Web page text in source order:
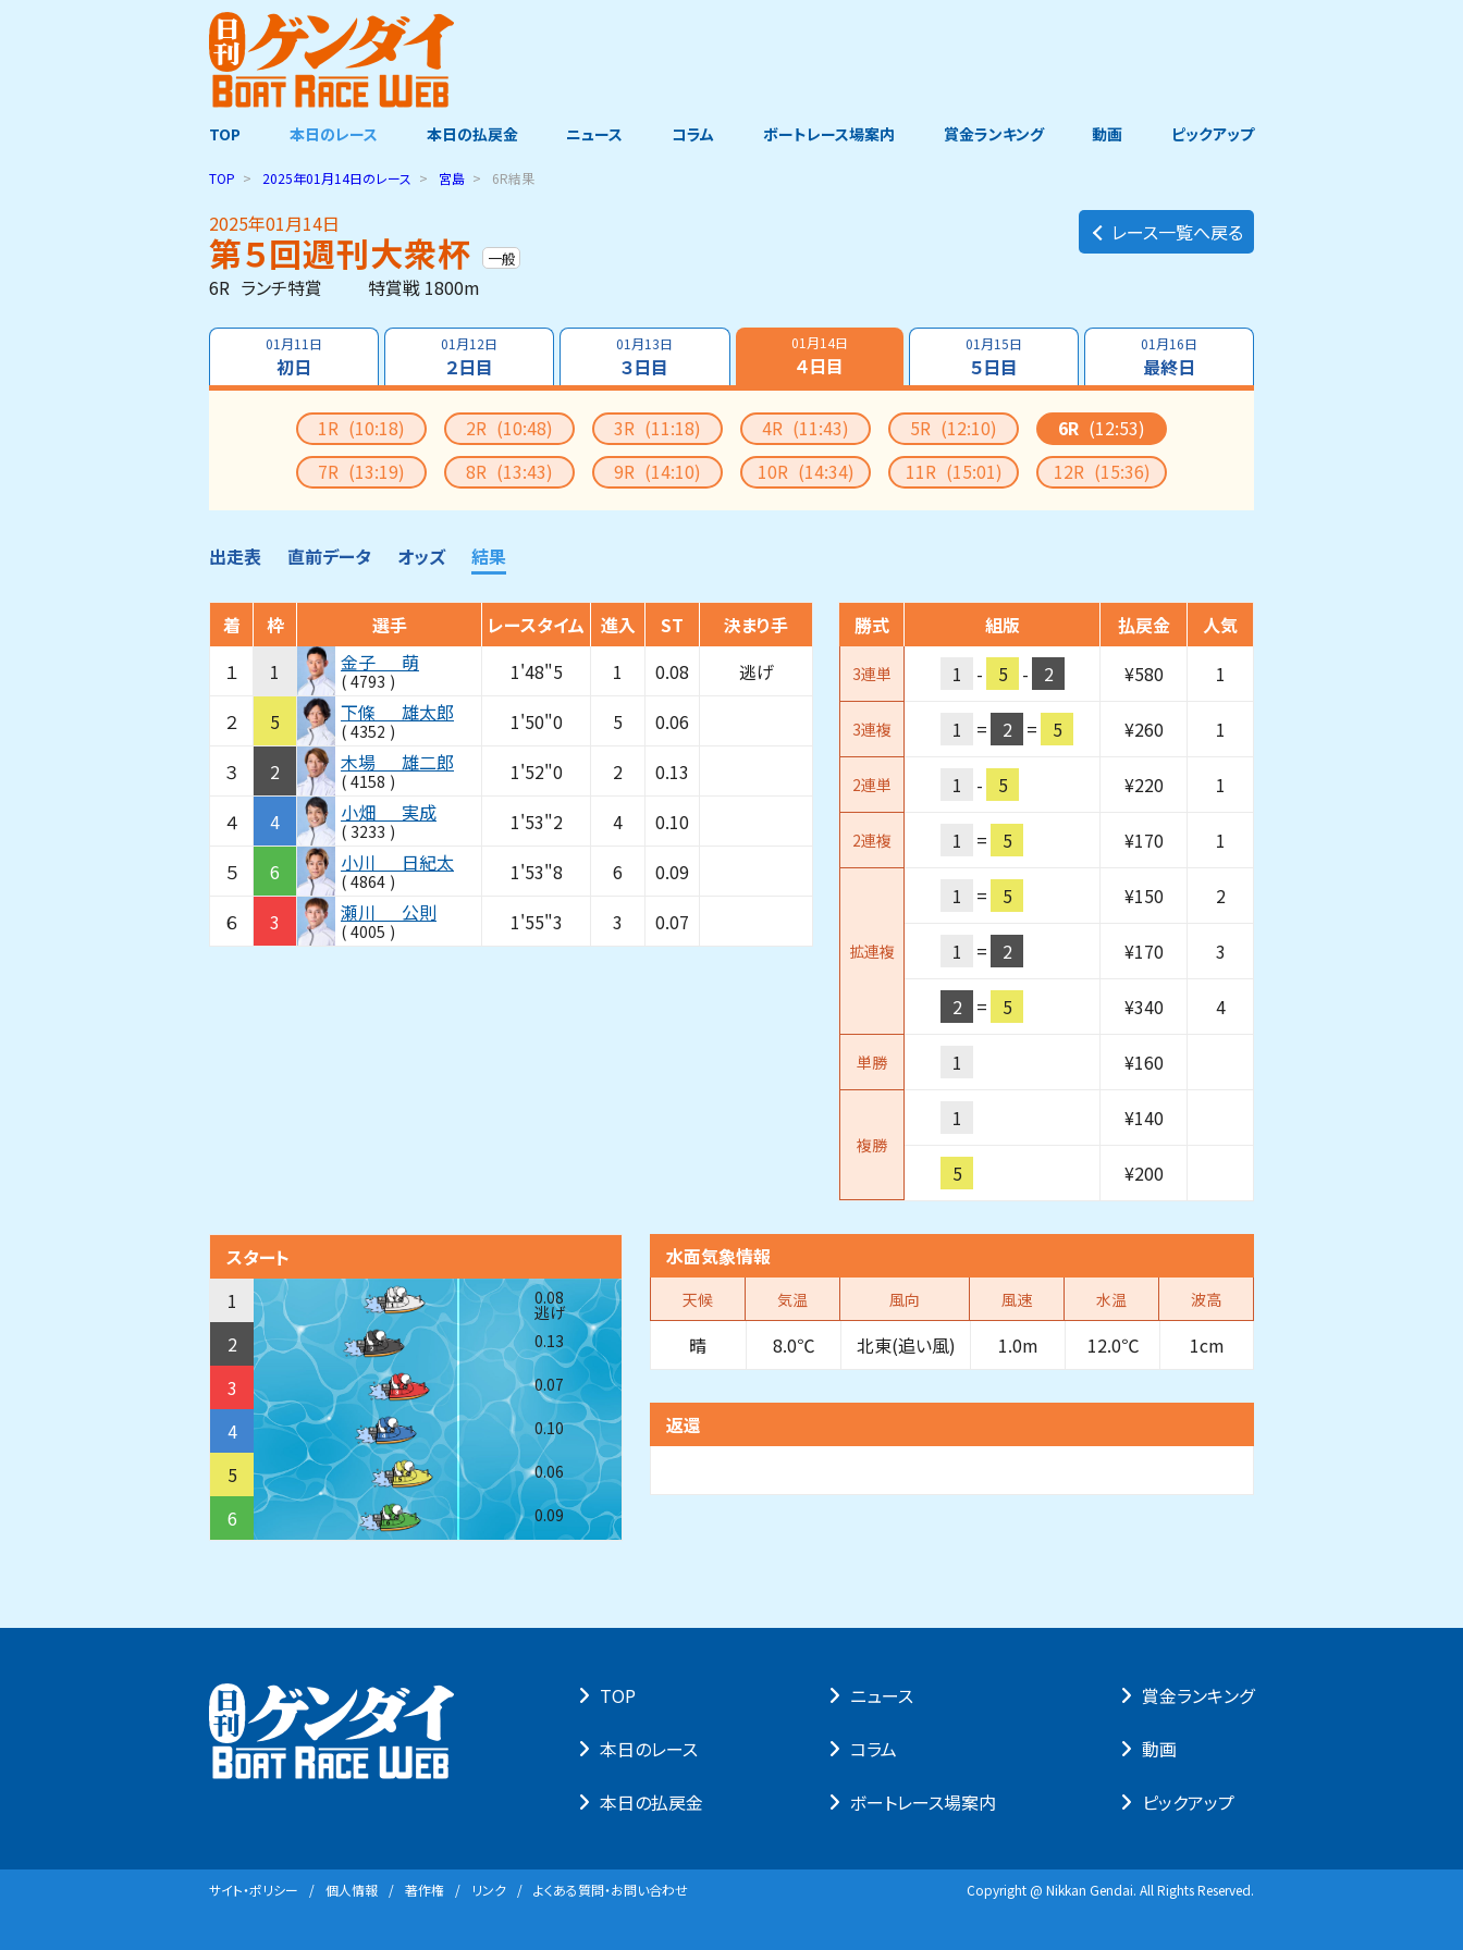
TOP 本日のレース 本日の払戻金 ニュース コラム ボートレース場案内 賞金ランキング 動画 ピックアップ
TOP 2025年01月14日のレース 宮島 6R結果
2025年01月14日
第５回週刊大衆杯 一般
6R ランチ特賞 特賞戦 1800m
レース一覧へ戻る
01月11日
初日
01月12日
２日目
01月13日
３日目
01月14日
４日目
01月15日
５日目
01月16日
最終日
1R (10:18) 2R (10:48) 3R (11:18) 4R (11:43) 5R (12:10) 6R (12:53)
7R (13:19) 8R (13:43) 9R (14:10) 10R (14:34) 11R (15:01) 12R (15:36)
出走表 直前データ オッズ 結果
着 枠 選手 レースタイム 進入 ST
決まり手
１
1 金子 萌
( 4793 ) 1'48"5 1 0.08
逃げ
２
5 下條 雄太郎
( 4352 ) 1'50"0 5
0.06
３
2 木場 雄二郎
( 4158 ) 1'52"0 2
0.13
４
4 小畑 実成
( 3233 ) 1'53"2 4
0.10
５
6 小川 日紀太
( 4864 ) 1'53"8 6
0.09
６
3 瀬川 公則
( 4005 ) 1'55"3 3 0.07
勝式 組版 払戻金 人気
3連単 1 - 5 - 2 ¥580 1
3連複 1 = 2 = 5 ¥260 1
2連単 1 - 5 ¥220 1
2連複 1 = 5 ¥170 1
拡連複
1 = 5 ¥150 2
1 = 2 ¥170 3
2 = 5 ¥340 4
単勝 1 ¥160
複勝
1 ¥140
5 ¥200
スタート
1
0.08
逃げ
2 0.13
3 0.07
4 0.10
5 0.06
6 0.09
水面気象情報
天候
晴
気温
8.0℃
風向
北東(追い風)
風速
1.0m
水温
12.0℃
波高
1cm
返還
TOP
本⽇のレース
本⽇の払戻⾦
ニュース
コラム
ボートレース場案内
賞⾦ランキング
動画
ピックアップ
サイト・ポリシー 個⼈情報 著作権 リンク よくある質問・お問い合わせ Copyright @ Nikkan Gendai. All Rights Reserved.